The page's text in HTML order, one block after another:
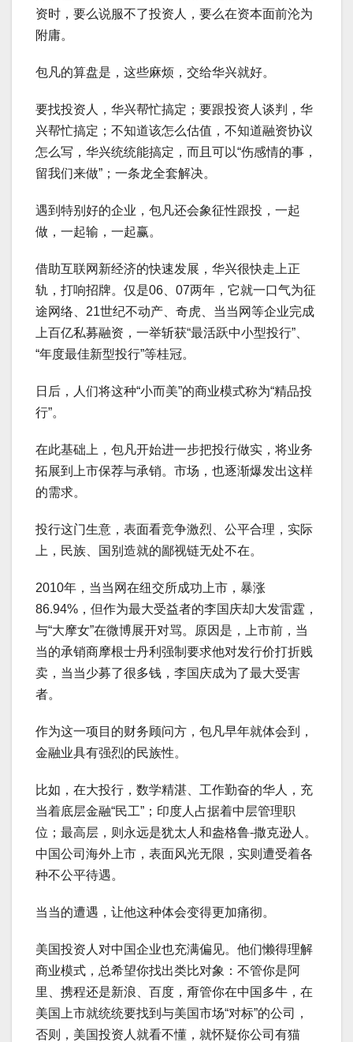
资时，要么说服不了投资人，要么在资本面前沦为
附庸。
包凡的算盘是，这些麻烦，交给华兴就好。
要找投资人，华兴帮忙搞定；要跟投资人谈判，华
兴帮忙搞定；不知道该怎么估值，不知道融资协议
怎么写，华兴统统能搞定，而且可以“伤感情的事，
留我们来做”；一条龙全套解决。
遇到特别好的企业，包凡还会象征性跟投，一起
做，一起输，一起赢。
借助互联网新经济的快速发展，华兴很快走上正
轨，打响招牌。仅是06、07两年，它就一口气为征
途网络、21世纪不动产、奇虎、当当网等企业完成
上百亿私募融资，一举斩获“最活跃中小型投行”、
“年度最佳新型投行”等桂冠。
日后，人们将这种“小而美”的商业模式称为“精品投
行”。
在此基础上，包凡开始进一步把投行做实，将业务
拓展到上市保荐与承销。市场，也逐渐爆发出这样
的需求。
投行这门生意，表面看竞争激烈、公平合理，实际
上，民族、国别造就的鄙视链无处不在。
2010年，当当网在纽交所成功上市，暴涨
86.94%，但作为最大受益者的李国庆却大发雷霆，
与“大摩女”在微博展开对骂。原因是，上市前，当
当的承销商摩根士丹利强制要求他对发行价打折贱
卖，当当少募了很多钱，李国庆成为了最大受害
者。
作为这一项目的财务顾问方，包凡早年就体会到，
金融业具有强烈的民族性。
比如，在大投行，数学精湛、工作勤奋的华人，充
当着底层金融“民工”；印度人占据着中层管理职
位；最高层，则永远是犹太人和盎格鲁-撒克逊人。
中国公司海外上市，表面风光无限，实则遭受着各
种不公平待遇。
当当的遭遇，让他这种体会变得更加痛彻。
美国投资人对中国企业也充满偏见。他们懒得理解
商业模式，总希望你找出类比对象：不管你是阿
里、携程还是新浪、百度，甭管你在中国多牛，在
美国上市就统统要找到与美国市场“对标”的公司，
否则，美国投资人就看不懂，就怀疑你公司有猫